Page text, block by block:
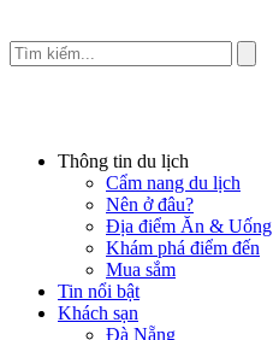
Thông tin du lịch
Cẩm nang du lịch
Nên ở đâu?
Địa điểm Ăn & Uống
Khám phá điểm đến
Mua sắm
Tin nổi bật
Khách sạn
Đà Nẵng